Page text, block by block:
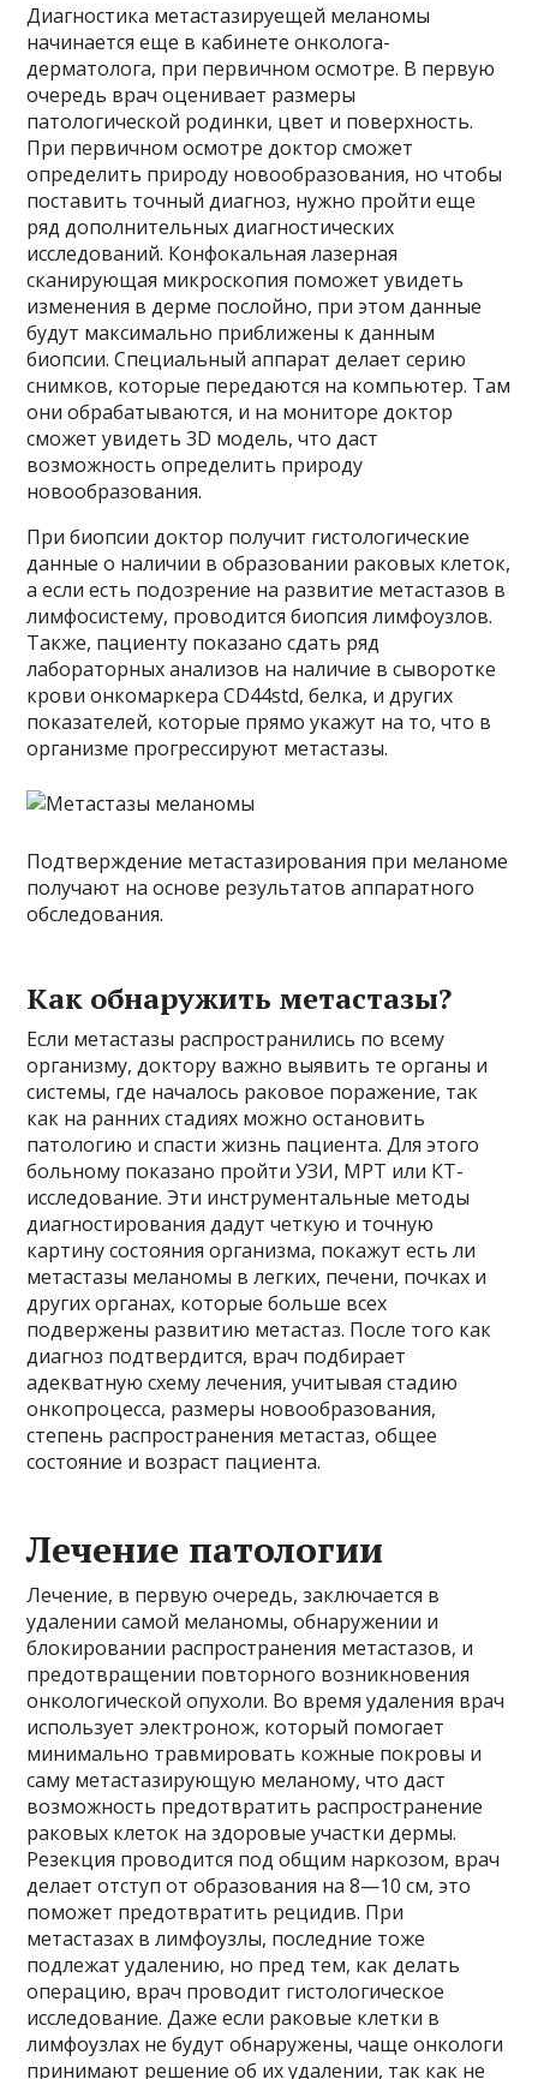
Диагностика метастазируещей меланомы
начинается еще в кабинете онколога-
дерматолога, при первичном осмотре. В первую
очередь врач оценивает размеры
патологической родинки, цвет и поверхность.
При первичном осмотре доктор сможет
определить природу новообразования, но чтобы
поставить точный диагноз, нужно пройти еще
ряд дополнительных диагностических
исследований. Конфокальная лазерная
сканирующая микроскопия поможет увидеть
изменения в дерме послойно, при этом данные
будут максимально приближены к данным
биопсии. Специальный аппарат делает серию
снимков, которые передаются на компьютер. Там
они обрабатываются, и на мониторе доктор
сможет увидеть 3D модель, что даст
возможность определить природу
новообразования.
При биопсии доктор получит гистологические
данные о наличии в образовании раковых клеток,
а если есть подозрение на развитие метастазов в
лимфосистему, проводится биопсия лимфоузлов.
Также, пациенту показано сдать ряд
лабораторных анализов на наличие в сыворотке
крови онкомаркера CD44std, белка, и других
показателей, которые прямо укажут на то, что в
организме прогрессируют метастазы.
Подтверждение метастазирования при меланоме
получают на основе результатов аппаратного
обследования.
Как обнаружить метастазы?
Если метастазы распространились по всему
организму, доктору важно выявить те органы и
системы, где началось раковое поражение, так
как на ранних стадиях можно остановить
патологию и спасти жизнь пациента. Для этого
больному показано пройти УЗИ, МРТ или КТ-
исследование. Эти инструментальные методы
диагностирования дадут четкую и точную
картину состояния организма, покажут есть ли
метастазы меланомы в легких, печени, почках и
других органах, которые больше всех
подвержены развитию метастаз. После того как
диагноз подтвердится, врач подбирает
адекватную схему лечения, учитывая стадию
онкопроцесса, размеры новообразования,
степень распространения метастаз, общее
состояние и возраст пациента.
Лечение патологии
Лечение, в первую очередь, заключается в
удалении самой меланомы, обнаружении и
блокировании распространения метастазов, и
предотвращении повторного возникновения
онкологической опухоли. Во время удаления врач
использует электронож, который помогает
минимально травмировать кожные покровы и
саму метастазирующую меланому, что даст
возможность предотвратить распространение
раковых клеток на здоровые участки дермы.
Резекция проводится под общим наркозом, врач
делает отступ от образования на 8—10 см, это
поможет предотвратить рецидив. При
метастазах в лимфоузлы, последние тоже
подлежат удалению, но пред тем, как делать
операцию, врач проводит гистологическое
исследование. Даже если раковые клетки в
лимфоузлах не будут обнаружены, чаще онкологи
принимают решение об их удалении, так как не